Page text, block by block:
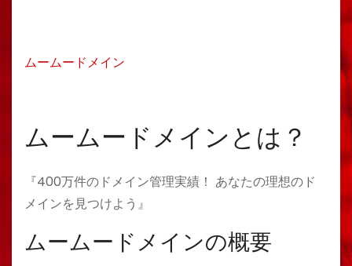
ムームードメイン
ムームードメインとは？
『400万件のドメイン管理実績！ あなたの理想のド
メインを見つけよう』
ムームードメインの概要